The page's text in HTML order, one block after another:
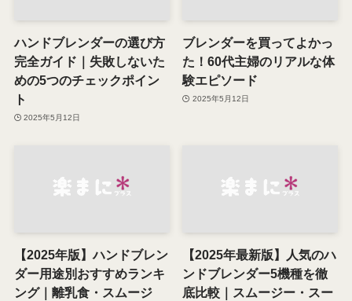
ハンドブレンダーの選び方
完全ガイド｜失敗しないた
めの5つのチェックポイン
ト
2025年5月12日
ブレンダーを買ってよかっ
た！60代主婦のリアルな体
験エピソード
2025年5月12日
【2025年版】ハンドブレン
ダー用途別おすすめランキ
ング｜離乳食・スムージ
【2025年最新版】人気のハ
ンドブレンダー5機種を徹
底比較｜スムージー・スー